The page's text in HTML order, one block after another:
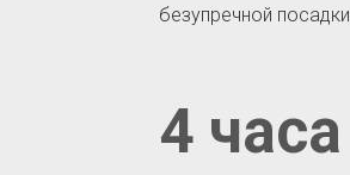
4 часа
безупречной посадки